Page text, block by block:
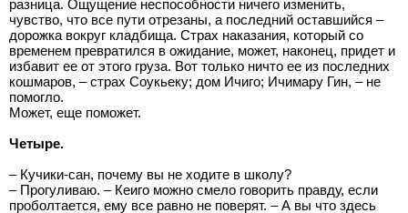
разница. Ощущение неспособности ничего изменить,
чувство, что все пути отрезаны, а последний оставшийся –
дорожка вокруг кладбища. Страх наказания, который со
временем превратился в ожидание, может, наконец, придет и
избавит ее от этого груза. Вот только ничто ее из последних
кошмаров, – страх Соукьеку; дом Ичиго; Ичимару Гин, – не
помогло.
Может, еще поможет.
Четыре.
– Кучики-сан, почему вы не ходите в школу?
– Прогуливаю. – Кеиго можно смело говорить правду, если
проболтается, ему все равно не поверят. – А вы что здесь